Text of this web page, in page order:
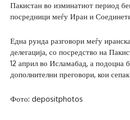
Пакистан во изминатиот период
посредници меѓу Иран и
Една рунда разговори меѓу
делегација, со посредство на
12 април во Исламабад, а подоцна
дополнителни преговори, кои
Фото: depositphotos